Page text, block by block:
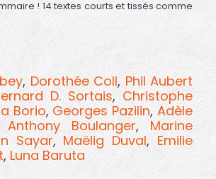
! 14 textes courts et tissés comme
, Dorothée Coll, Phil Aubert
D. Sortais, Christophe
Borio, Georges Pazilin,Adèle
Anthony Boulanger, Marine
Sayar, Maëlig Duval, Emilie
,Luna Baruta